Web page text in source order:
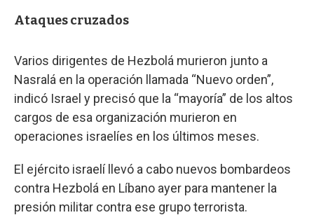
Ataques cruzados
Varios dirigentes de Hezbolá murieron junto a
Nasralá en la operación llamada “Nuevo orden”,
indicó Israel y precisó que la “mayoría” de los altos
cargos de esa organización murieron en
operaciones israelíes en los últimos meses.
El ejército israelí llevó a cabo nuevos bombardeos
contra Hezbolá en Líbano ayer para mantener la
presión militar contra ese grupo terrorista.